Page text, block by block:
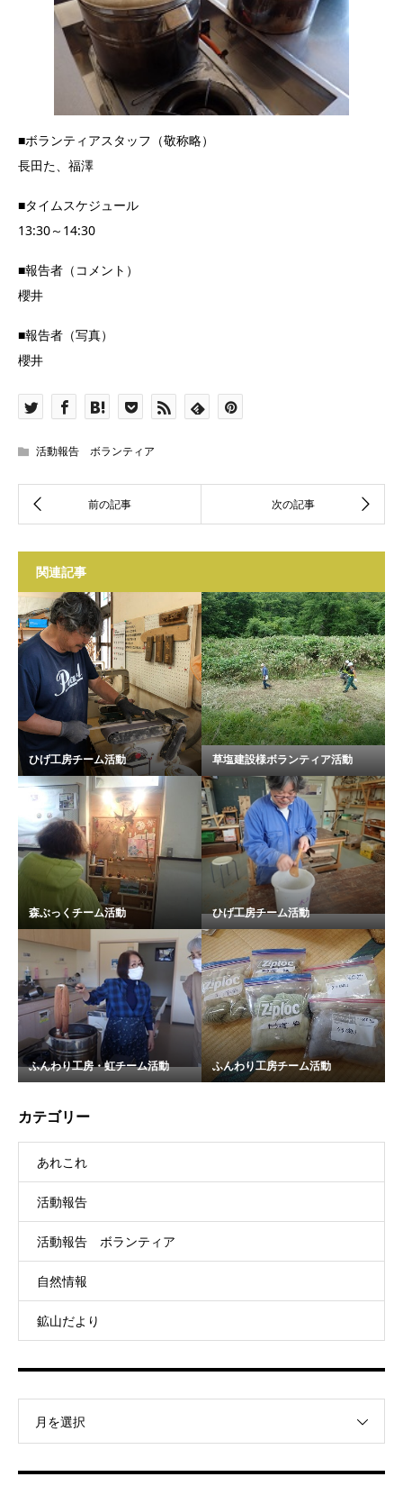
■ボランティアスタッフ（敬称略）
長田た、福澤
■タイムスケジュール
13:30～14:30
■報告者（コメント）
櫻井
■報告者（写真）
櫻井
活動報告 ボランティア
関連記事
ひげ工房チーム活動 草塩建設様ボランティア活動
森ぶっくチーム活動 ひげ工房チーム活動
ふんわり工房・虹チーム活動 ふんわり工房チーム活動
カテゴリー
あれこれ
活動報告
活動報告 ボランティア
自然情報
鉱山だより
月を選択